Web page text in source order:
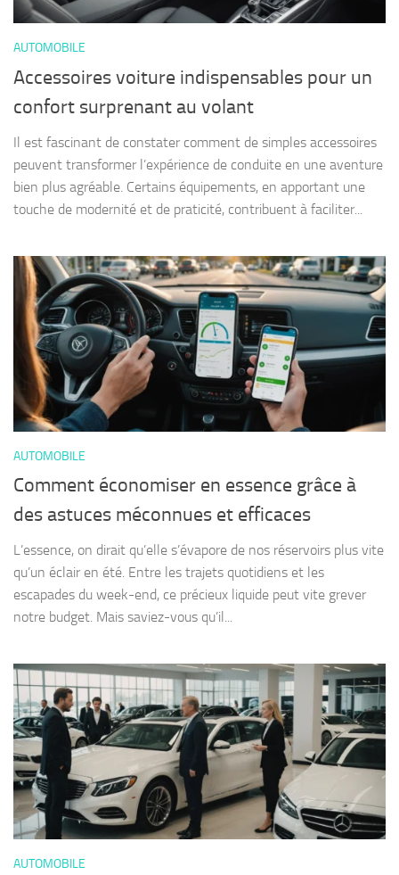
AUTOMOBILE
Accessoires voiture indispensables pour un
confort surprenant au volant
Il est fascinant de constater comment de simples accessoires
peuvent transformer l’expérience de conduite en une aventure
bien plus agréable. Certains équipements, en apportant une
touche de modernité et de praticité, contribuent à faciliter...
AUTOMOBILE
Comment économiser en essence grâce à
des astuces méconnues et efficaces
L’essence, on dirait qu’elle s’évapore de nos réservoirs plus vite
qu’un éclair en été. Entre les trajets quotidiens et les
escapades du week-end, ce précieux liquide peut vite grever
notre budget. Mais saviez-vous qu’il...
AUTOMOBILE